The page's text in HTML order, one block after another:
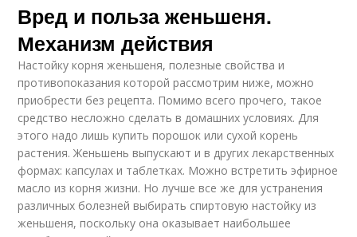
Вред и польза женьшеня.
Механизм действия
Настойку корня женьшеня, полезные свойства и
противопоказания которой рассмотрим ниже, можно
приобрести без рецепта. Помимо всего прочего, такое
средство несложно сделать в домашних условиях. Для
этого надо лишь купить порошок или сухой корень
растения. Женьшень выпускают и в других лекарственных
формах: капсулах и таблетках. Можно встретить эфирное
масло из корня жизни. Но лучше все же для устранения
различных болезней выбирать спиртовую настойку из
женьшеня, поскольку она оказывает наибольшее